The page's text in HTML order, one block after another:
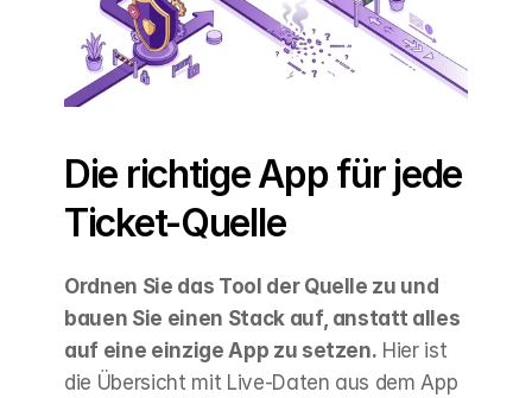
Die richtige App für jede
Ticket-Quelle
Ordnen Sie das Tool der Quelle zu und
bauen Sie einen Stack auf, anstatt alles
auf eine einzige App zu setzen. Hier ist
die Übersicht mit Live-Daten aus dem App